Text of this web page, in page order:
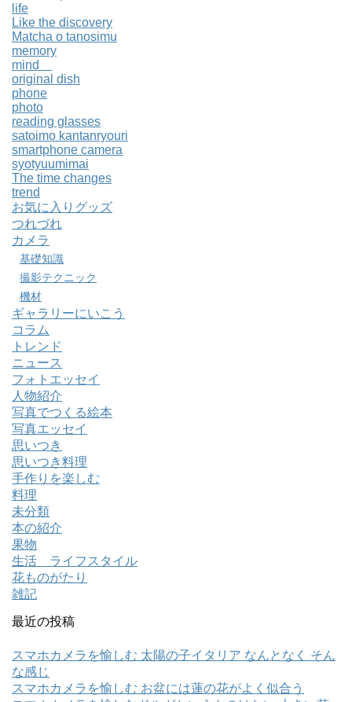
life
Like the discovery
Matcha o tanosimu
memory
mind
original dish
phone
photo
reading glasses
satoimo kantanryouri
smartphone camera
syotyuumimai
The time changes
trend
お気に入りグッズ
つれづれ
カメラ
基礎知識
撮影テクニック
機材
ギャラリーにいこう
コラム
トレンド
ニュース
フォトエッセイ
人物紹介
写真でつくる絵本
写真エッセイ
思いつき
思いつき料理
手作りを楽しむ
料理
未分類
本の紹介
果物
生活 ライフスタイル
花ものがたり
雑記
最近の投稿
スマホカメラを愉しむ 太陽の子イタリア なんとなく そん
な感じ
スマホカメラを愉しむ お盆には蓮の花がよく似合う